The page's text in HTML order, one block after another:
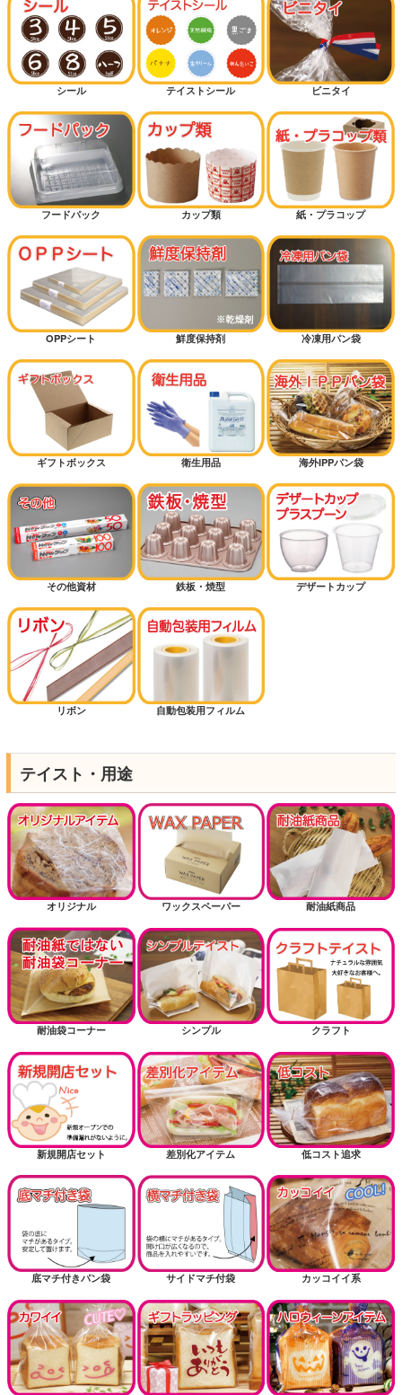
シール テイストシール ビニタイ
フードパック カップ類 紙・プラコップ
OPPシート 鮮度保持剤 冷凍用パン袋
ギフトボックス 衛生用品 海外IPPパン袋
その他資材 鉄板・焼型 デザートカップ
リボン 自動包装用フィルム
テイスト・用途
オリジナル ワックスペーパー 耐油紙商品
耐油袋コーナー シンプル クラフト
新規開店セット 差別化アイテム 低コスト追求
底マチ付きパン袋 サイドマチ付袋 カッコイイ系